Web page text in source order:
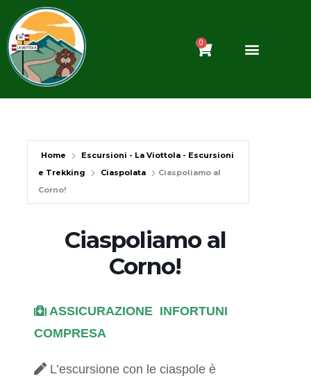
contenuto
0
Carrello
Home
Escursioni - La Viottola - Escursioni
e Trekking
Ciaspolata
Ciaspoliamo al
Corno!
Ciaspoliamo al
Corno!
ASSICURAZIONE INFORTUNI
COMPRESA
L’escursione con le ciaspole è